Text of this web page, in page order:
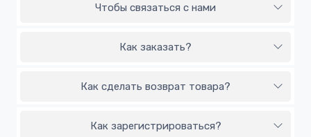
Чтобы связаться с нами
Как заказать?
Как сделать возврат товара?
Как зарегистрироваться?